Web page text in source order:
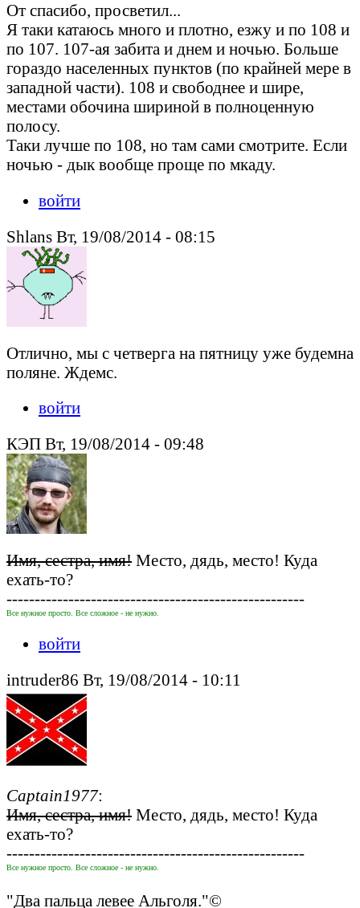
От спасибо, просветил...
Я таки катаюсь много и плотно, езжу и по 108 и
по 107. 107-ая забита и днем и ночью. Больше
гораздо населенных пунктов (по крайней мере в
западной части). 108 и свободнее и шире,
местами обочина шириной в полноценную
полосу.
Таки лучше по 108, но там сами смотрите. Если
ночью - дык вообще проще по мкаду.
войти
Shlans Вт, 19/08/2014 - 08:15
Отлично, мы с четверга на пятницу уже будемна
поляне. Ждемс.
войти
КЭП Вт, 19/08/2014 - 09:48
Имя, сестра, имя! Место, дядь, место! Куда
ехать-то?
-----------------------------------------------------
Все нужное просто. Все сложное - не нужно.
войти
intruder86 Вт, 19/08/2014 - 10:11
Captain1977:
Имя, сестра, имя! Место, дядь, место! Куда
ехать-то?
-----------------------------------------------------
Все нужное просто. Все сложное - не нужно.
"Два пальца левее Альголя."©